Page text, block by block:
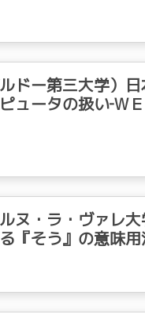
ドー第三大学）
ュータの扱い‐Ｗ
ヌ・ラ・ヴァレ
『そう』の意味